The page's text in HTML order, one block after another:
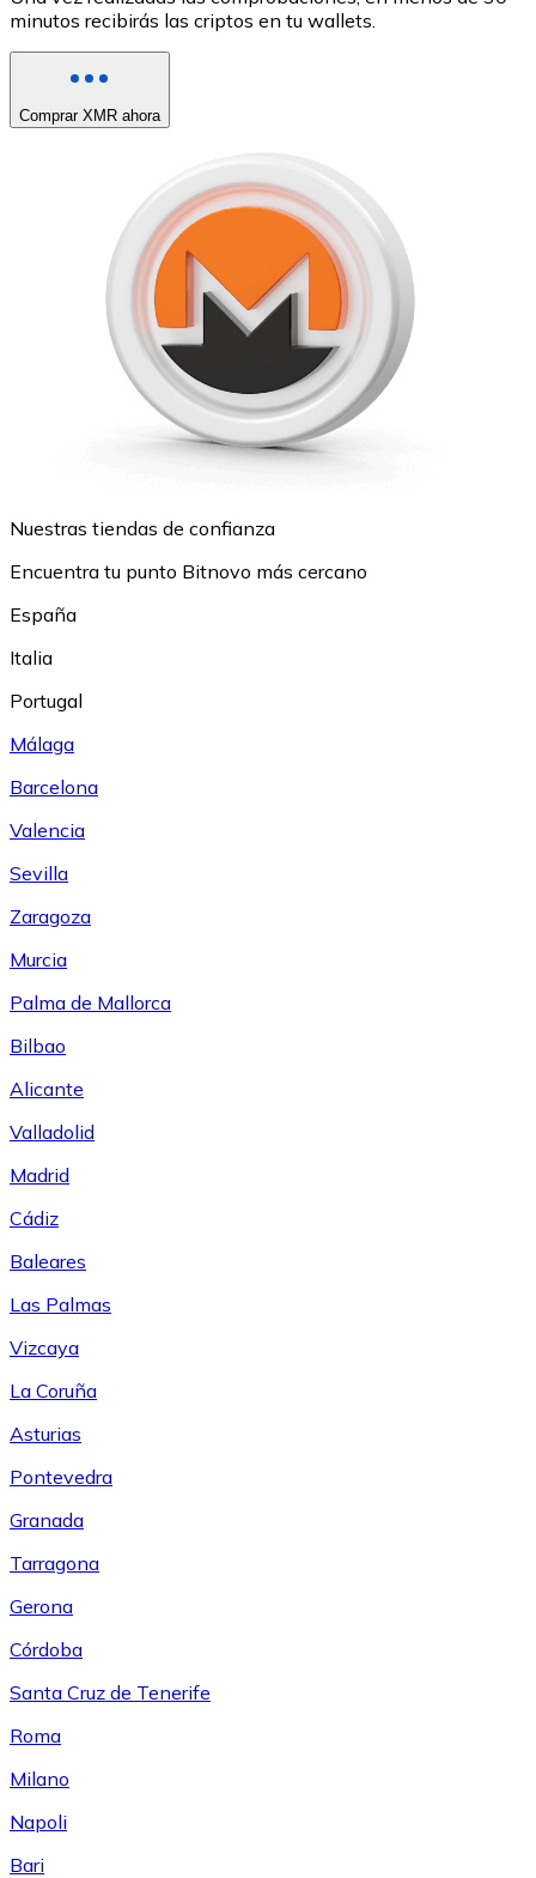
minutos recibirás las criptos en tu wallets.
Comprar XMR ahora
Nuestras tiendas de confianza
Encuentra tu punto Bitnovo más cercano
España
Italia
Portugal
Málaga
Barcelona
Valencia
Sevilla
Zaragoza
Murcia
Palma de Mallorca
Bilbao
Alicante
Valladolid
Madrid
Cádiz
Baleares
Las Palmas
Vizcaya
La Coruña
Asturias
Pontevedra
Granada
Tarragona
Gerona
Córdoba
Santa Cruz de Tenerife
Roma
Milano
Napoli
Bari